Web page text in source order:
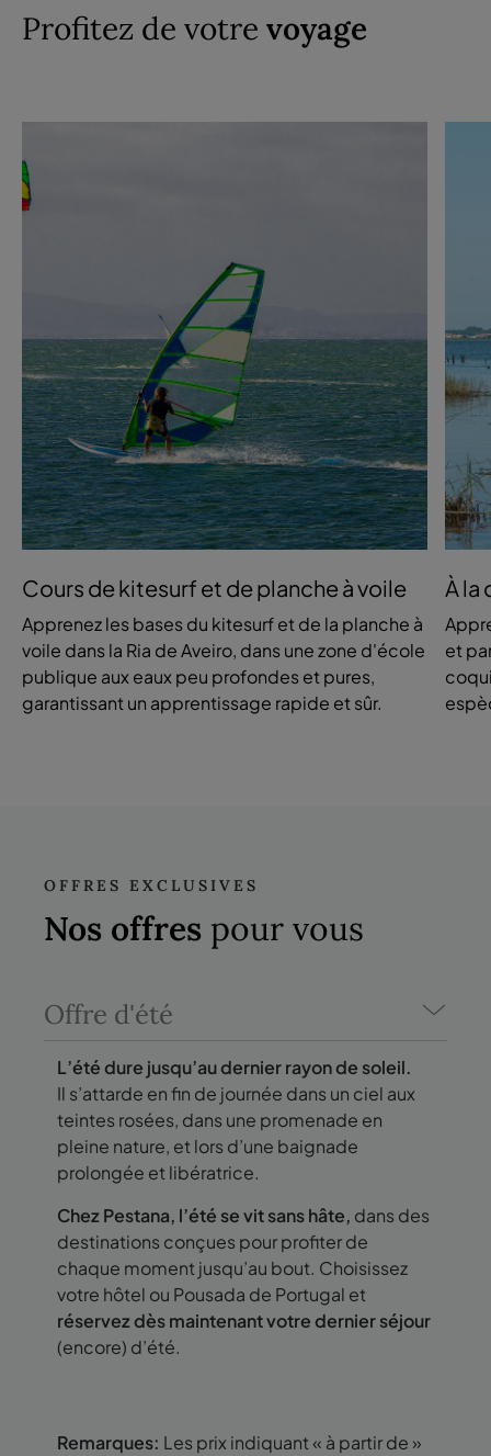
Profitez de votre voyage
Cours de kitesurf et de planche à voile
Apprenez les bases du kitesurf et de la planche à
voile dans la Ria de Aveiro, dans une zone d'école
publique aux eaux peu profondes et pures,
garantissant un apprentissage rapide et sûr.
À la
et
OFFRES EXCLUSIVES
Nos offres pour vous
Offre d'été
L’été dure jusqu’au dernier rayon de soleil.
Il s’attarde en fin de journée dans un ciel aux
teintes rosées, dans une promenade en
pleine nature, et lors d’une baignade
prolongée et libératrice.
Chez Pestana, l’été se vit sans hâte, dans des
destinations conçues pour profiter de
chaque moment jusqu’au bout. Choisissez
votre hôtel ou Pousada de Portugal et
réservez dès maintenant votre dernier séjour
(encore) d’été.
Remarques: Les prix indiquant « à partir de »